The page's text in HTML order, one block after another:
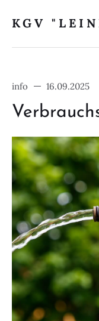
KGV
for
info 16.09.2025